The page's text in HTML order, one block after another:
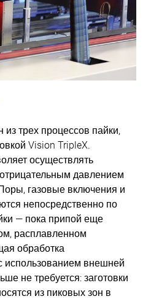
трех процессов пайки,
Vision TripleX.
осуществлять
давлением
газовые включения и
непосредственно по
— пока припой еще
расплавленном
обработка
использованием внешней
не требуется: заготовки
из пиковых зон в